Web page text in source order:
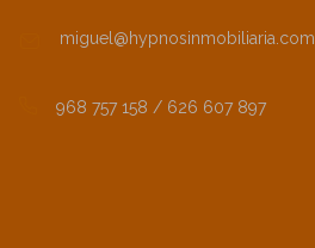
miguel@hypnosinmobiliaria.com
968 757 158 / 626 607 897